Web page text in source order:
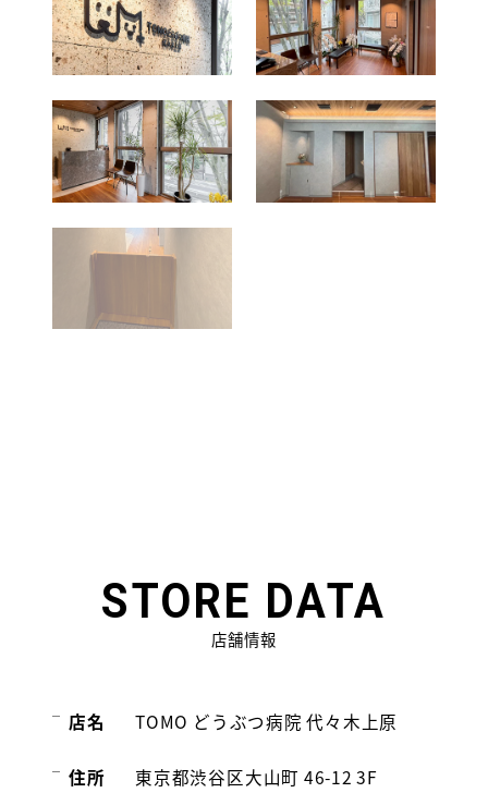
STORE DATA
店舗情報
店名 TOMO どうぶつ病院 代々木上原
住所 東京都渋谷区大山町 46-12 3F